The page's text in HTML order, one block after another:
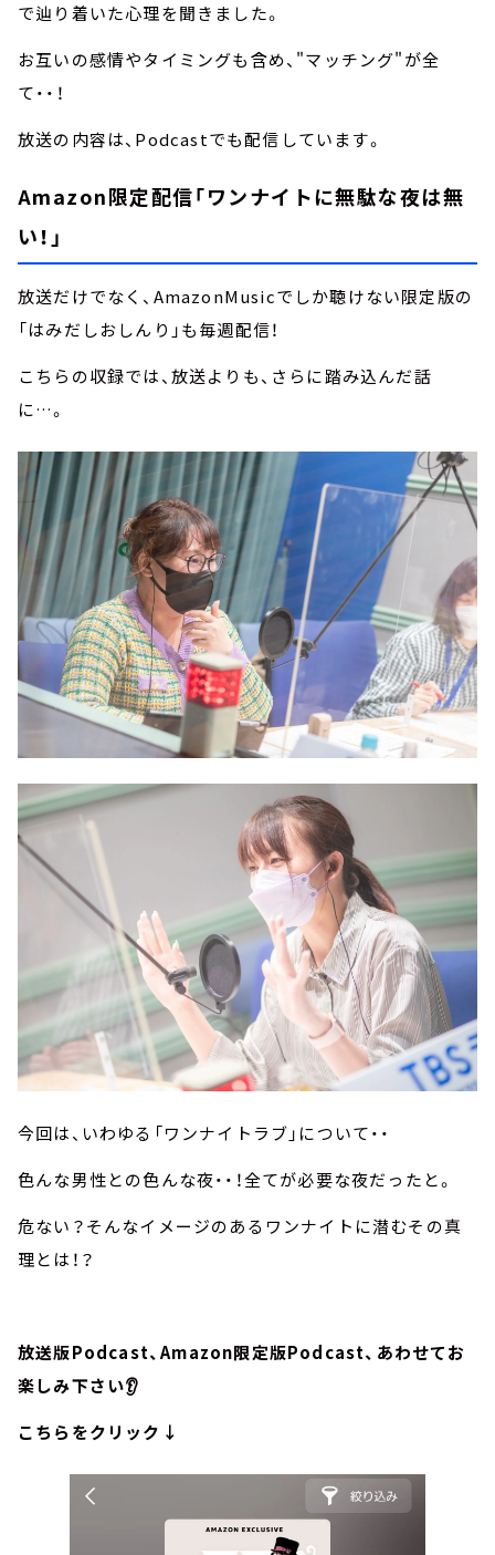
で辿り着いた心理を聞きました。
お互いの感情やタイミングも含め、"マッチング"が全
て・・！
放送の内容は、Podcastでも配信しています。
Amazon限定配信「ワンナイトに無駄な夜は無
い！」
放送だけでなく、AmazonMusicでしか聴けない限定版の
「はみだしおしんり」も毎週配信！
こちらの収録では、放送よりも、さらに踏み込んだ話
に…。
今回は、いわゆる「ワンナイトラブ」について・・
色んな男性との色んな夜・・！全てが必要な夜だったと。
危ない？そんなイメージのあるワンナイトに潜むその真
理とは！？
放送版Podcast、Amazon限定版Podcast、あわせてお
楽しみ下さい👂
こちらをクリック↓